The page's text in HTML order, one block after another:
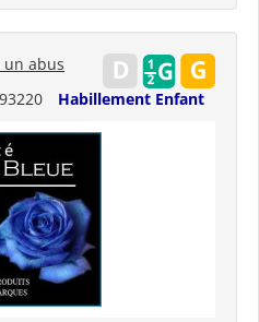
93220 Habillement Enfant
un abus